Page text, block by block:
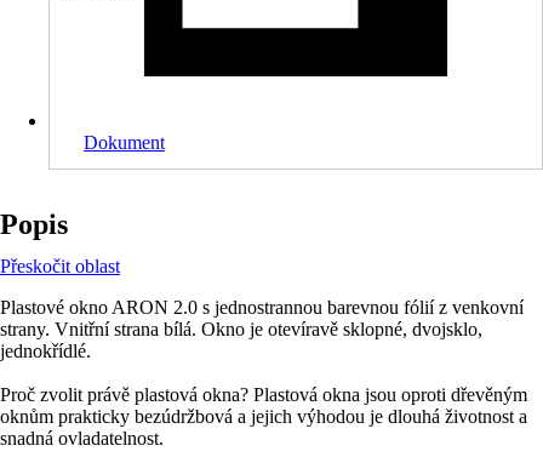
Dokument
Popis
Přeskočit oblast
Plastové okno ARON 2.0 s jednostrannou barevnou fólií z venkovní
strany. Vnitřní strana bílá. Okno je otevíravě sklopné, dvojsklo,
jednokřídlé.
Proč zvolit právě plastová okna? Plastová okna jsou oproti dřevěným
oknům prakticky bezúdržbová a jejich výhodou je dlouhá životnost a
snadná ovladatelnost.